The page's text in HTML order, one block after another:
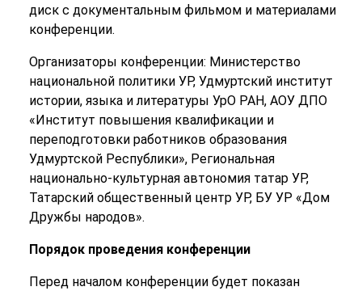
диск с документальным фильмом и материалами
конференции.
Организаторы конференции: Министерство
национальной политики УР, Удмуртский институт
истории, языка и литературы УрО РАН, АОУ ДПО
«Институт повышения квалификации и
переподготовки работников образования
Удмуртской Республики», Региональная
национально-культурная автономия татар УР,
Татарский общественный центр УР, БУ УР «Дом
Дружбы народов».
Порядок проведения конференции
Перед началом конференции будет показан